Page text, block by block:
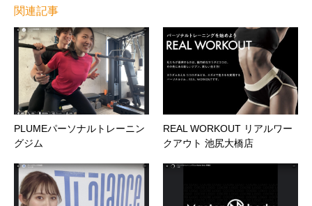
関連記事
PLUMEパーソナルトレーニン
グジム
REAL WORKOUT リアルワー
クアウト 池尻大橋店